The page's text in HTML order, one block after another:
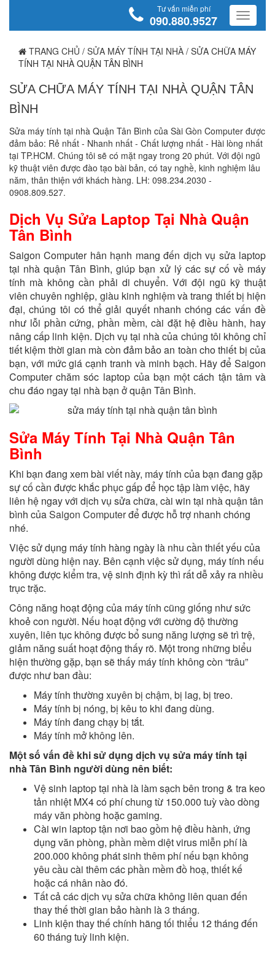
Tư vấn miễn phí
090.880.9527
TRANG CHỦ / SỬA MÁY TÍNH TẠI NHÀ / SỬA CHỮA MÁY
TÍNH TẠI NHÀ QUẬN TÂN BÌNH
SỬA CHỮA MÁY TÍNH TẠI NHÀ QUẬN TÂN
BÌNH
Sửa máy tính tại nhà Quận Tân Bình của Sài Gòn Computer được
đảm bảo: Rẻ nhất - Nhanh nhất - Chất lượng nhất - Hài lòng nhất
tại TP.HCM. Chúng tôi sẽ có mặt ngay trong 20 phút. Với đội ngũ
kỹ thuật viên được đào tạo bài bản, có tay nghề, kinh nghiệm lâu
năm, thân thiện với khách hàng. LH: 098.234.2030 -
0908.809.527.
Dịch Vụ Sửa Laptop Tại Nhà Quận
Tân Bình
Saigon Computer hân hạnh mang đến dịch vụ sửa laptop
tại nhà quận Tân Bình, giúp bạn xử lý các sự cố về máy
tính mà không cần phải di chuyển. Với đội ngũ kỹ thuật
viên chuyên nghiệp, giàu kinh nghiệm và trang thiết bị hiện
đại, chúng tôi có thể giải quyết nhanh chóng các vấn đề
như lỗi phần cứng, phần mềm, cài đặt hệ điều hành, hay
nâng cấp linh kiện. Dịch vụ tại nhà của chúng tôi không chỉ
tiết kiệm thời gian mà còn đảm bảo an toàn cho thiết bị của
bạn, với mức giá cạnh tranh và minh bạch. Hãy để Saigon
Computer chăm sóc laptop của bạn một cách tận tâm và
chu đáo ngay tại nhà bạn ở quận Tân Bình.
Sửa Máy Tính Tại Nhà Quận Tân
Bình
Khi bạn đang xem bài viết này, máy tính của bạn đang gặp
sự cố cần được khắc phục gấp để học tập làm việc, hãy
liên hệ ngay với dịch vụ sửa chữa, cài win tại nhà quận tân
bình củaSaigon Computerđể được hỗ trợ nhanh chóng
nhé.
Việc sử dụng máy tính hàng ngày là nhu cần thiết yếu của
người dùng hiện nay. Bên cạnh việc sử dụng, máy tính nếu
không được kiểm tra, vệ sinh định kỳ thì rất dễ xảy ra nhiều
trục trặc.
Công năng hoạt động của máy tính cũng giống như sức
khoẻ con người. Nếu hoạt động với cường độ thường
xuyên, liên tục không được bổ sung năng lượng sẽ trì trệ,
giảm năng suất hoạt động thấy rõ. Một trong những biểu
hiện thường gặp, bạn sẽ thấy máy tính không còn “trâu”
được như ban đầu:
Máy tính thường xuyên bị chậm, bị lag, bị treo.
Máy tính bị nóng, bị kêu to khi đang dùng.
Máy tính đang chạy bị tắt.
Máy tính mở không lên.
Một số vấn đề khi sử dụng dịch vụ sửa máy tính tại
nhà Tân Bình người dùng nên biết:
Vệ sinh laptop tại nhà là làm sạch bên trong & tra keo
tản nhiệt MX4 có phí chung từ 150.000 tuỳ vào dòng
máy văn phòng hoặc gaming.
Cài win laptop tận nơi bao gồm hệ điều hành, ứng
dụng văn phòng, phần mềm diệt virus miễn phí là
200.000 không phát sinh thêm phí nếu bạn không
yêu cầu cài thêm các phần mềm đồ hoạ, thiết kế
hoặc cá nhân nào đó.
Tất cả các dịch vụ sửa chữa không liên quan đến
thay thế thời gian bảo hành là 3 tháng.
Linh kiện thay thế chính hãng tối thiểu 12 tháng đến
60 tháng tuỳ linh kiện.